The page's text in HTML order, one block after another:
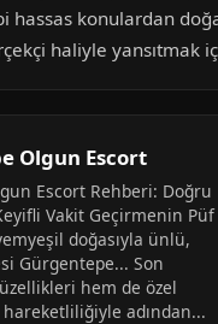
hassas konulardan
haliyle yansıtmak
Olgun Escort
Escort Rehberi: Doğru
Vakit Geçirmenin Püf
doğasıyla ünlü,
Gürgentepe... Son
hem de özel
adından...